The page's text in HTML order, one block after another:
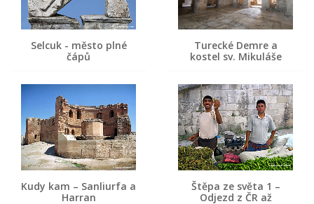
Selcuk - město plné
čápů
Turecké Demre a
kostel sv. Mikuláše
Kudy kam – Sanliurfa a
Harran
Štěpa ze světa 1 –
Odjezd z ČR až